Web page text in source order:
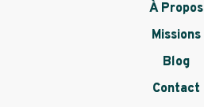
À Propos
Missions
Blog
Contact